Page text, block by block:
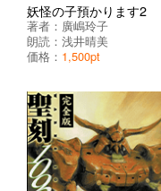
著者： 廣嶋玲子
朗読：浅井晴美
価格： 1,500pt